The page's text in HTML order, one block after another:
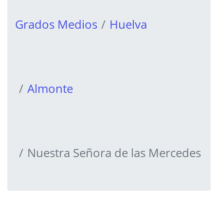
Grados Medios Huelva
Almonte
Nuestra Señora de las Mercedes